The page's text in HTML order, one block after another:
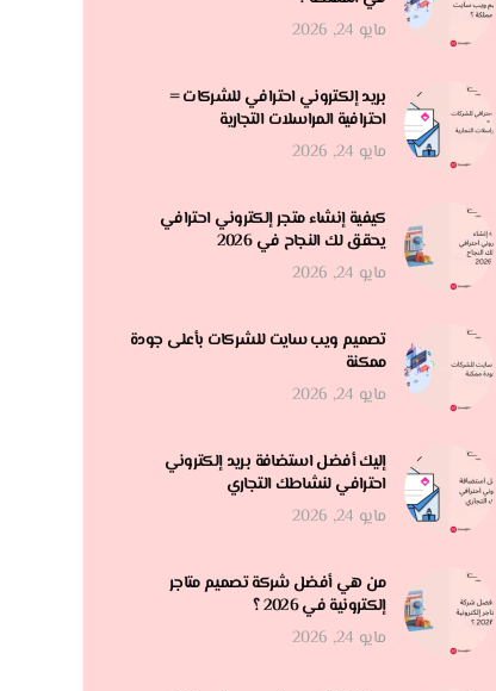
مايو 24, 2026
بريد إلكتروني احترافي للشركات =
احترافية المراسلات التجارية
مايو 24, 2026
كيفية إنشاء متجر إلكتروني احترافي
يحقق لك النجاح في 2026
مايو 24, 2026
تصميم ويب سايت للشركات بأعلى جودة
ممكنة
مايو 24, 2026
إليك أفضل استضافة بريد إلكتروني
احترافي لنشاطك التجاري
مايو 24, 2026
من هي أفضل شركة تصميم متاجر
إلكترونية في 2026 ؟
مايو 24, 2026